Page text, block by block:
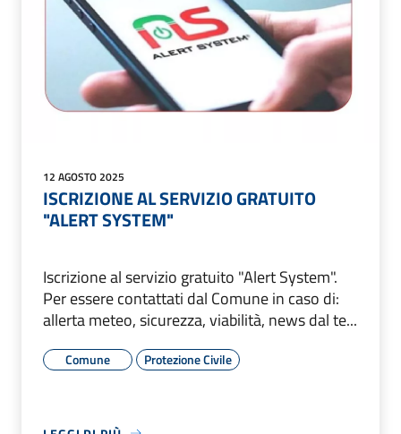
12 AGOSTO 2025
ISCRIZIONE AL SERVIZIO GRATUITO
"ALERT SYSTEM"
Iscrizione al servizio gratuito "Alert System".
Per essere contattati dal Comune in caso di:
allerta meteo, sicurezza, viabilità, news dal te...
Comune Protezione Civile